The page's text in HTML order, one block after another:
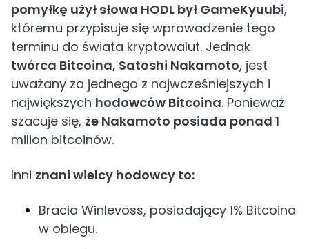
pomyłkę użył słowa HODL był GameKyuubi,
któremu przypisuje się wprowadzenie tego
terminu do świata kryptowalut. Jednak
twórca Bitcoina, Satoshi Nakamoto, jest
uważany za jednego z najwcześniejszych i
największych hodowców Bitcoina. Ponieważ
szacuje się, że Nakamoto posiada ponad 1
milion bitcoinów.
Inni znani wielcy hodowcy to:
Bracia Winlevoss, posiadający 1% Bitcoina
w obiegu.